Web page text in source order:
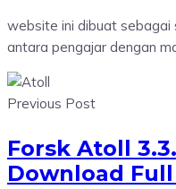
website ini dibuat sebagai
antara pengajar dengan
Previous Post
Forsk Atoll
Download